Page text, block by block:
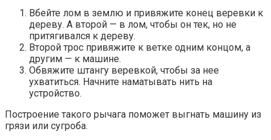
Вбейте лом в землю и привяжите конец веревки к
дереву. А второй — в лом, чтобы он тек, но не
притягивался к дереву.
Второй трос привяжите к ветке одним концом, а
другим — к машине.
Обвяжите штангу веревкой, чтобы за нее
ухватиться. Начните наматывать нить на
устройство.
Построение такого рычага поможет выгнать машину из
грязи или сугроба.